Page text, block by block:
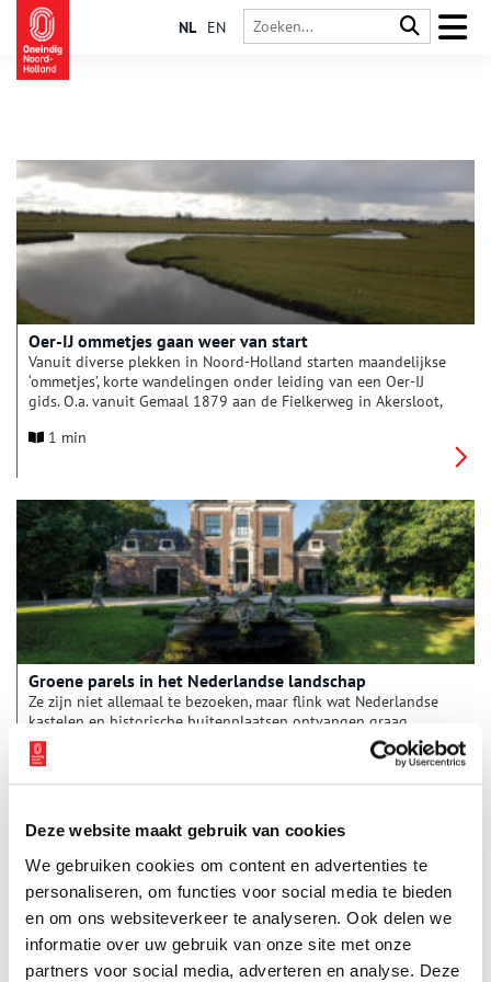
Deze website maakt gebruik van cookies
We gebruiken cookies om content en advertenties te
personaliseren, om functies voor social media te bieden
en om ons websiteverkeer te analyseren. Ook delen we
informatie over uw gebruik van onze site met onze
partners voor social media, adverteren en analyse. Deze
NL EN
Oer-IJ ommetjes gaan weer van start
Vanuit diverse plekken in Noord-Holland starten maandelijkse
‘ommetjes’, korte wandelingen onder leiding van een Oer-IJ
gids. O.a. vanuit Gemaal 1879 aan de Fielkerweg in Akersloot,
Rechthuis in Uitgeest. De gidsen vertellen u het verhaal over
1 min
Groene parels in het Nederlandse landschap
Ze zijn niet allemaal te bezoeken, maar flink wat Nederlandse
kastelen en historische buitenplaatsen ontvangen graag
gasten. Een nieuwe gids zorgt voor de nodige inspiratie.